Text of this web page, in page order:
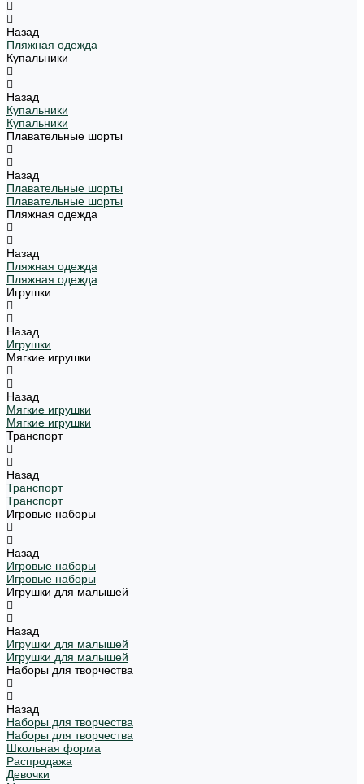
Назад
Пляжная одежда
Купальники
Назад
Купальники
Купальники
Плавательные шорты
Назад
Плавательные шорты
Плавательные шорты
Пляжная одежда
Назад
Пляжная одежда
Пляжная одежда
Игрушки
Назад
Игрушки
Мягкие игрушки
Назад
Мягкие игрушки
Мягкие игрушки
Транспорт
Назад
Транспорт
Транспорт
Игровые наборы
Назад
Игровые наборы
Игровые наборы
Игрушки для малышей
Назад
Игрушки для малышей
Игрушки для малышей
Наборы для творчества
Назад
Наборы для творчества
Наборы для творчества
Школьная форма
Распродажа
Девочки